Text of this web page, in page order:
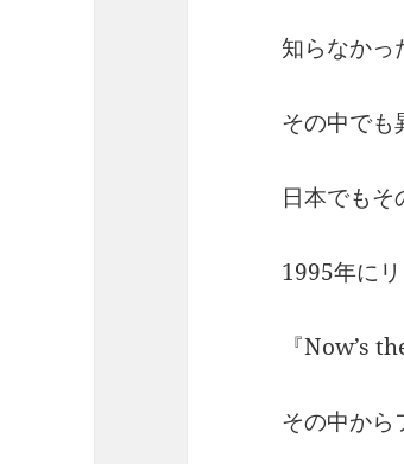
知らなかっ
その中でも
日本でもそ
1995年に
『Now’s
その中から